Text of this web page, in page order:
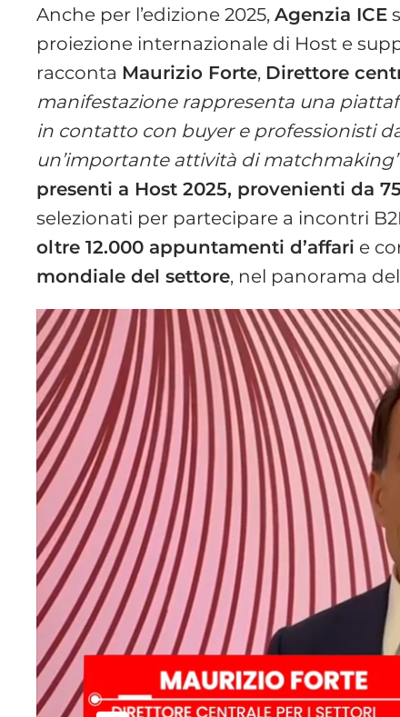
Anche per l’edizione 2025,Agenzia ICE
proiezione internazionale di Host e
racconta Maurizio Forte, Direttore
manifestazione rappresenta una
in contatto con buyer e professionisti
un’importante attività di
presenti a Host 2025, provenienti da
selezionati per partecipare a incontri
oltre 12.000 appuntamenti d’affari e
mondiale del settore, nel panorama